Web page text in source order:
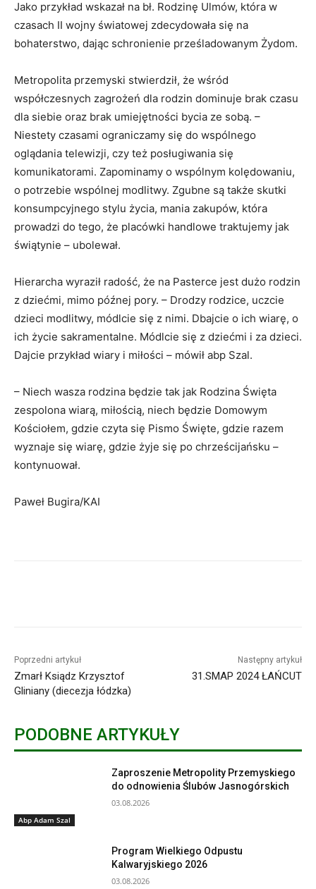
Jako przykład wskazał na bł. Rodzinę Ulmów, która w
czasach II wojny światowej zdecydowała się na
bohaterstwo, dając schronienie prześladowanym Żydom.
Metropolita przemyski stwierdził, że wśród
współczesnych zagrożeń dla rodzin dominuje brak czasu
dla siebie oraz brak umiejętności bycia ze sobą. –
Niestety czasami ograniczamy się do wspólnego
oglądania telewizji, czy też posługiwania się
komunikatorami. Zapominamy o wspólnym kolędowaniu,
o potrzebie wspólnej modlitwy. Zgubne są także skutki
konsumpcyjnego stylu życia, mania zakupów, która
prowadzi do tego, że placówki handlowe traktujemy jak
świątynie – ubolewał.
Hierarcha wyraził radość, że na Pasterce jest dużo rodzin
z dziećmi, mimo późnej pory. – Drodzy rodzice, uczcie
dzieci modlitwy, módlcie się z nimi. Dbajcie o ich wiarę, o
ich życie sakramentalne. Módlcie się z dziećmi i za dzieci.
Dajcie przykład wiary i miłości – mówił abp Szal.
– Niech wasza rodzina będzie tak jak Rodzina Święta
zespolona wiarą, miłością, niech będzie Domowym
Kościołem, gdzie czyta się Pismo Święte, gdzie razem
wyznaje się wiarę, gdzie żyje się po chrześcijańsku –
kontynuował.
Paweł Bugira/KAI
Poprzedni artykuł
Zmarł Ksiądz Krzysztof
Gliniany (diecezja łódzka)
Następny artykuł
31.SMAP 2024 ŁAŃCUT
PODOBNE ARTYKUŁY
Abp Adam Szal
Zaproszenie Metropolity Przemyskiego
do odnowienia Ślubów Jasnogórskich
03.08.2026
Program Wielkiego Odpustu
Kalwaryjskiego 2026
03.08.2026